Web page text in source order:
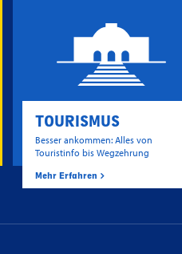
TOURISMUS
Besser ankommen: Alles von
Touristinfo bis Wegzehrung
Mehr Erfahren